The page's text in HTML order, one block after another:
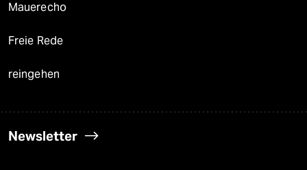
Mauerecho
Freie Rede
reingehen
Newsletter